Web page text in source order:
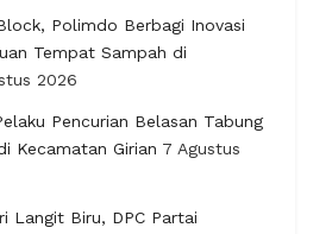
Polimdo Berbagi Inovasi
Tempat Sampah di
2026
Pencurian Belasan Tabung
Kecamatan Girian 7 Agustus
Langit Biru, DPC Partai